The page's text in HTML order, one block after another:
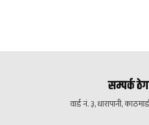
सम्पर्क
वार्ड नं. ३, धारापानी,